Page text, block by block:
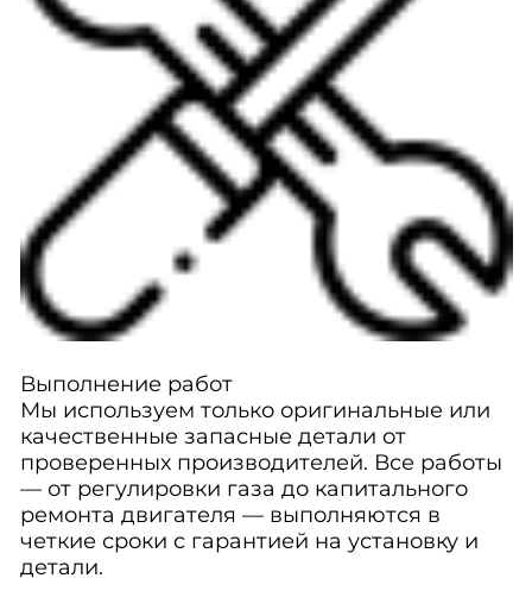
Выполнение работ
Мы используем только оригинальные или
качественные запасные детали от
проверенных производителей. Все работы
— от регулировки газа до капитального
ремонта двигателя — выполняются в
четкие сроки с гарантией на установку и
детали.